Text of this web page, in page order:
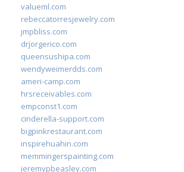
valueml.com
rebeccatorresjewelry.com
jmpbliss.com
drjorgerico.com
queensushipa.com
wendyweimerdds.com
ameri-camp.com
hrsreceivables.com
empconst1.com
cinderella-support.com
bigpinkrestaurant.com
inspirehuahin.com
memmingerspainting.com
jeremypbeasley.com